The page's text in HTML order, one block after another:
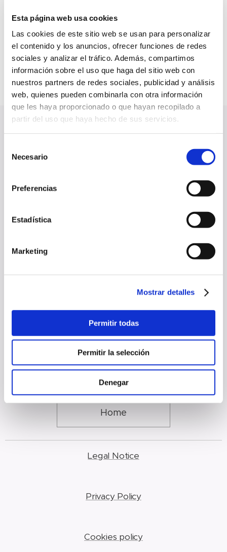
Esta página web usa cookies
Las cookies de este sitio web se usan para personalizar
el contenido y los anuncios, ofrecer funciones de redes
sociales y analizar el tráfico. Además, compartimos
información sobre el uso que haga del sitio web con
nuestros partners de redes sociales, publicidad y análisis
web, quienes pueden combinarla con otra información
que les haya proporcionado o que hayan recopilado a
partir del uso que haya hecho de sus servicios.
Necesario
Preferencias
Estadística
Marketing
Mostrar detalles
Permitir todas
Permitir la selección
Denegar
Do you like what
08791 Sant Llorenç d’Hortons, Barcelona
Home
Legal Notice
Privacy Policy
Cookies policy